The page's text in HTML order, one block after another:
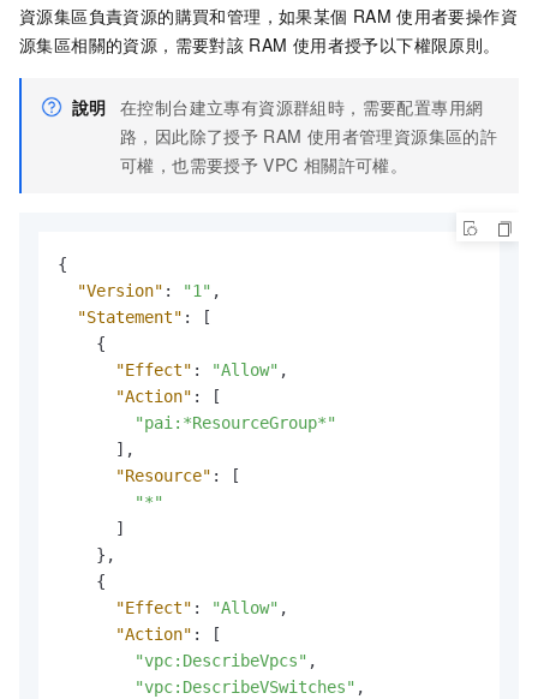
資源集區負責資源的購買和管理，如果某個 RAM 使用者要操作資
源集區相關的資源，需要對該 RAM 使用者授予以下權限原則。
說明 在控制台建立專有資源群組時，需要配置專用網
路，因此除了授予 RAM 使用者管理資源集區的許
可權，也需要授予 VPC 相關許可權。
{
"Version" : "1" ,
"Statement" :
[
{
"Effect" : "Allow" ,
"Action" :
[
"pai:*ResourceGroup*"
] ,
"Resource" :
[
"*"
]
} ,
{
"Effect" : "Allow" ,
"Action" :
[
"vpc:DescribeVpcs" ,
"vpc:DescribeVSwitches" ,